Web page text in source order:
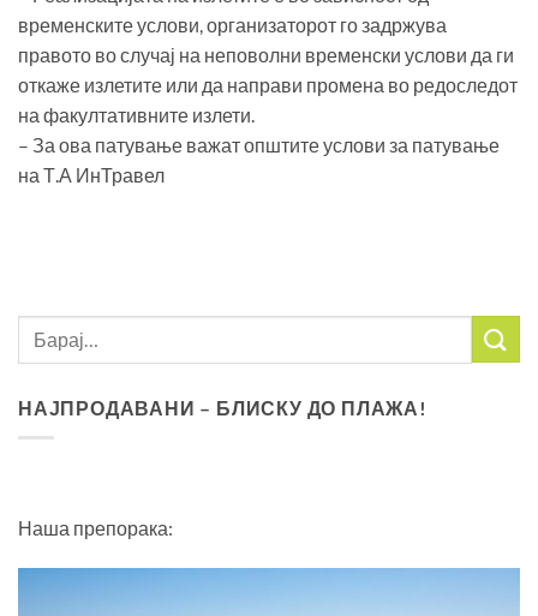
временските услови, организаторот го задржува
правото во случај на неповолни временски услови да ги
откаже излетите или да направи промена во редоследот
на факултативните излети.
– За ова патување важат општите услови за патување
на Т.А ИнТравел
НАЈПРОДАВАНИ – БЛИСКУ ДО ПЛАЖА!
Наша препорака: